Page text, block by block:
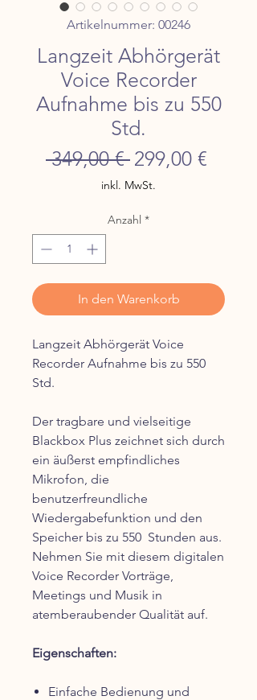
Artikelnummer: 00246
Langzeit Abhörgerät
Voice Recorder
Aufnahme bis zu 550
Std.
349,00 € Standardpreis
299,00 €
inkl. MwSt.
Anzahl *
In den Warenkorb
Langzeit Abhörgerät Voice
Recorder Aufnahme bis zu 550
Std.
Der tragbare und vielseitige
Blackbox Plus zeichnet sich durch
ein äußerst empfindliches
Mikrofon, die
benutzerfreundliche
Wiedergabefunktion und den
Speicher bis zu 550 Stunden aus.
Nehmen Sie mit diesem digitalen
Voice Recorder Vorträge,
Meetings und Musik in
atemberaubender Qualität auf.
Eigenschaften:
Einfache Bedienung und